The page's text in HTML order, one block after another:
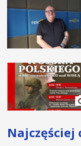
Najczęściej